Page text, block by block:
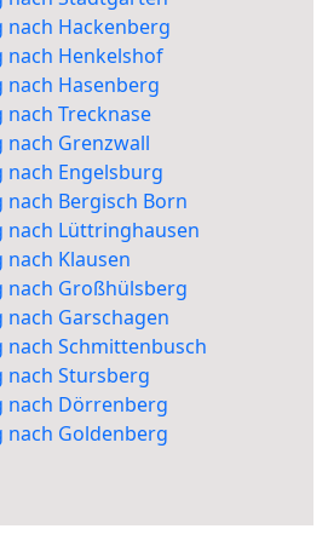
nach Hackenberg
nach Henkelshof
nach Hasenberg
nach Trecknase
nach Grenzwall
nach Engelsburg
nach Bergisch Born
nach Lüttringhausen
nach Klausen
nach Großhülsberg
nach Garschagen
nach Schmittenbusch
nach Stursberg
nach Dörrenberg
nach Goldenberg